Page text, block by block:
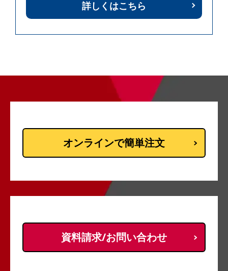
詳しくはこちら
オンラインで簡単注文
資料請求/お問い合わせ